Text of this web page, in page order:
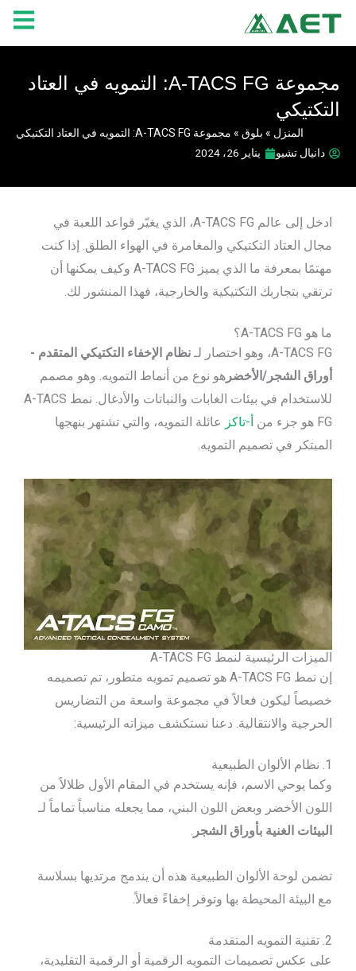
المحتوى
مجموعة A-TACS FG: التمويه في العتاد
التكتيكي
المنزل » بلوق » مجموعة A-TACS FG: التمويه في العتاد التكتيكي
دانيال تشيو
يناير 26، 2024
ادخل إلى عالم A-TACS FG، الذي يغيّر قواعد اللعبة في
مجال العتاد التكتيكي والمغامرة في الهواء الطلق. إذا كنت
مهتمًا بمعرفة ما الذي يميز A-TACS FG وكيف يمكنها أن
ترتقي بتجاربك التكتيكية والخارجية، فهذا المنشور لك.
ما هو A-TACS FG؟
A-TACS FG، وهو اختصار لـ
نظام الإخفاء التكتيكي المتقدم -
أوراق الشجر/الأخضر هو نوع من أنماط التمويه. وهو مصمم
للاستخدام في بيئات الغابات والنباتات والأدغال. نمط A-TACS
FG هو جزء من
أ-تاكز عائلة التمويه، والتي تشتهر بنهجها
المبتكر في تصميم التمويه.
الميزات الرئيسية لنمط A-TACS FG
إن نمط A-TACS FG هو تصميم تمويه متطور، تم تصميمه
خصيصاً ليكون فعالاً في مجموعة واسعة من التضاريس
الحرجية والانتقالية. دعنا نستكشف ميزاته الرئيسية:
1. نظام الألوان الطبيعية
وكما يوحي الاسم، فإنه يستخدم في المقام الأول ظلالاً من
اللون الأخضر وبعض اللون البني، مما يجعله مناسباً تماماً لـ
البيئات الغنية بأوراق الشجر .
تضمن لوحة الألوان الطبيعية هذه أن يندمج مرتديها بسلاسة
مع البيئة المحيطة بها وتوفر إخفاءً فعالاً.
2. تقنية التمويه المتقدمة
على عكس تصميمات التمويه الرقمية أو الرقمية التقليدية،